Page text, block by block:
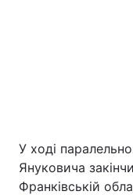
У ході
Януковича
Франківській